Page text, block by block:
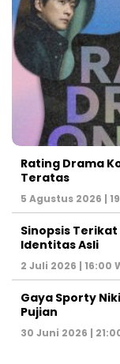
Rating Drama
Teratas
5 Agustus 2026 |
Sinopsis
Identitas Asli
2 Juli 2026 | 16:00
Gaya Sporty
Pujian
30 Juni 2026 |